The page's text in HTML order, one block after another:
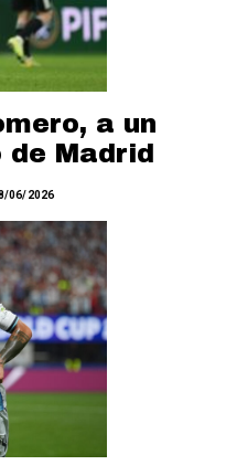
a un
Madrid
06/2026